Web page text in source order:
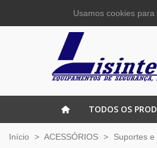
TODOS OS
Início > ACESSÓRIOS > Suportes
Usamos cookies